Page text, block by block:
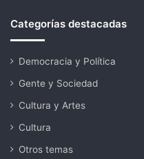
Categorías destacadas
Democracia y Política
Gente y Sociedad
Cultura y Artes
Cultura
Otros temas